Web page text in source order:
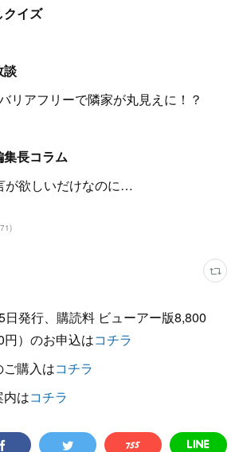
クイズ
談
アフリーで隣家が丸見えに！？
集長コラム
欲しいだけなのに…
71)
発行、購読料 ビューアー版8,800
）のお申込はコチラ
購入はコチラ
内はコチラ